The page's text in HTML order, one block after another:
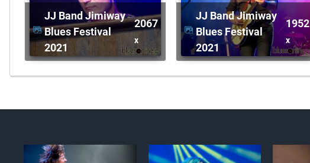
JJ Band Jimiway
Blues Festival
2021
2067
x
JJ Band Jimiway
Blues Festival
2021
1952
x